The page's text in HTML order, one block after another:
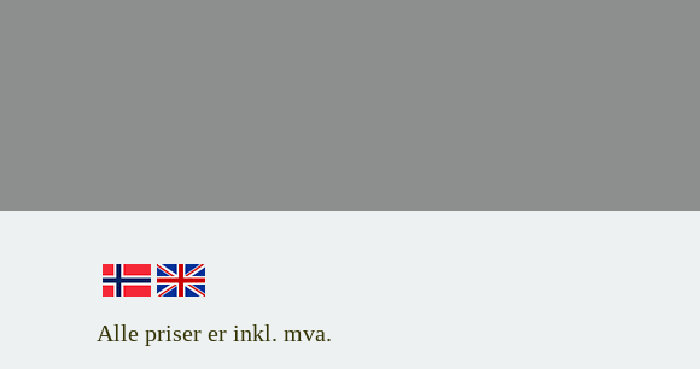
Alle priser er inkl. mva.